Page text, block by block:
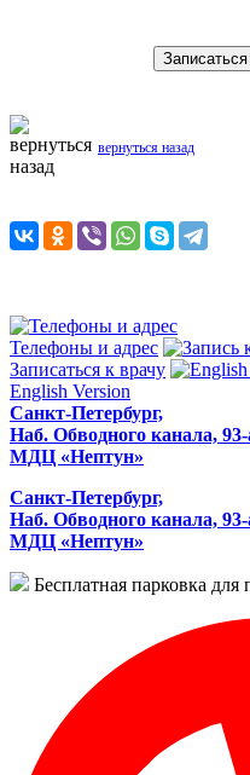
вернуться назад
Телефоны и адрес
Записаться к врачу
English Version
Санкт-Петербург,
Наб. Обводного канала, 93-
МДЦ «Нептун»
Санкт-Петербург,
Наб. Обводного канала, 93-
МДЦ «Нептун»
Бесплатная парковка